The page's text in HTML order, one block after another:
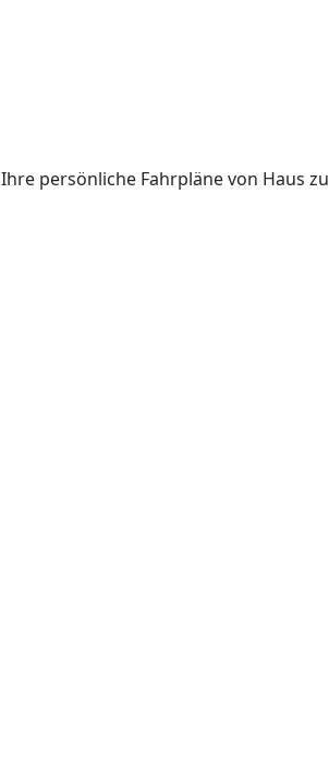
persönliche Fahrpläne von Haus zu